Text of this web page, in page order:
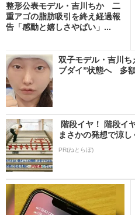
整形公表モデル・吉川ちか 二
重アゴの脂肪吸引を終え経過報
告「感動と嬉しさやばい」...
双子モデル・吉川ち
ブダイ”状態へ 多
階段イヤ！ 階段イ
まさかの発想で涼し
PR(ねとらぼ)